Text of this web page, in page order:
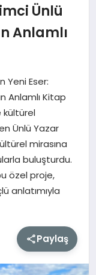
Ünlü
Anlamlı
Yeni Eser:
Anlamlı Kitap
kültürel
Ünlü Yazar
mirasına
buluşturdu.
özel proje,
anlatımıyla
Paylaş